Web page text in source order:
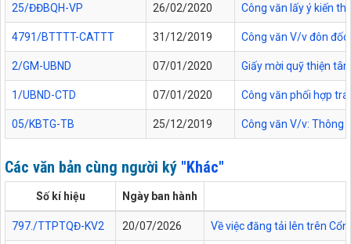
25/ĐĐBQH-VP 26/02/2020 Công văn lấy ý kiến
4791/BTTTT-CATTT 31/12/2019 Công văn V/v đôn
2/GM-UBND 07/01/2020 Giấy mời quỹ thiện
1/UBND-CTD 07/01/2020 Công văn phối hợp
05/KBTG-TB 25/12/2019 Công văn V/v: Thông
Các văn bản cùng người ký "Khác"
Số kí hiệu Ngày ban hành
797./TTPTQĐ-KV2 20/07/2026 Về việc đăng tải lên trên